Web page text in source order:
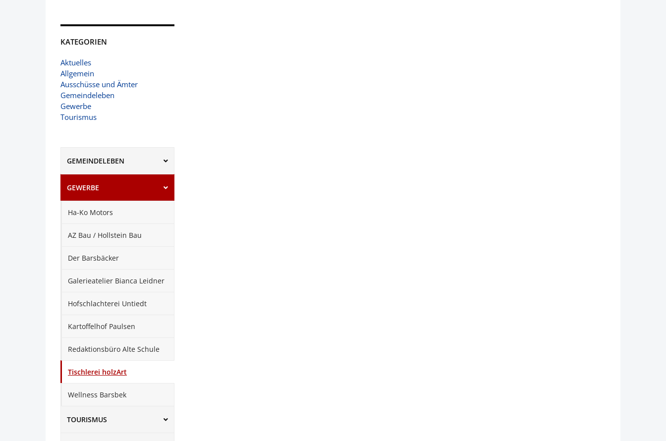
KATEGORIEN
Aktuelles
Allgemein
Ausschüsse und Ämter
Gemeindeleben
Gewerbe
Tourismus
GEMEINDELEBEN
GEWERBE
Ha-Ko Motors
AZ Bau / Hollstein Bau
Der Barsbäcker
Galerieatelier Bianca Leidner
Hofschlachterei Untiedt
Kartoffelhof Paulsen
Redaktionsbüro Alte Schule
Tischlerei holzArt
Wellness Barsbek
TOURISMUS